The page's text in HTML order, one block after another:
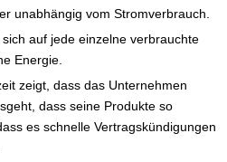
unabhängig vom Stromverbrauch.
auf jede einzelne verbrauchte
Energie.
zeigt, dass das Unternehmen
dass seine Produkte so
es schnelle Vertragskündigungen